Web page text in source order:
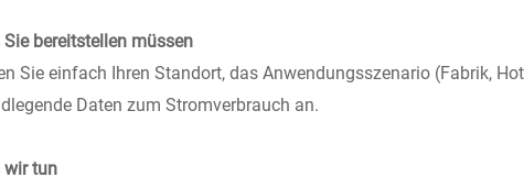
Sie bereitstellen müssen
Sie einfach Ihren Standort, das Anwendungsszenario (Fabrik,
Daten zum Stromverbrauch an.
wir tun